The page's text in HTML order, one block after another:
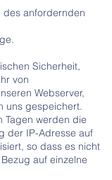
des anfordernden
Sicherheit,
von
Webserver,
uns gespeichert.
Tagen werden die
der IP-Adresse auf
so dass es nicht
auf einzelne